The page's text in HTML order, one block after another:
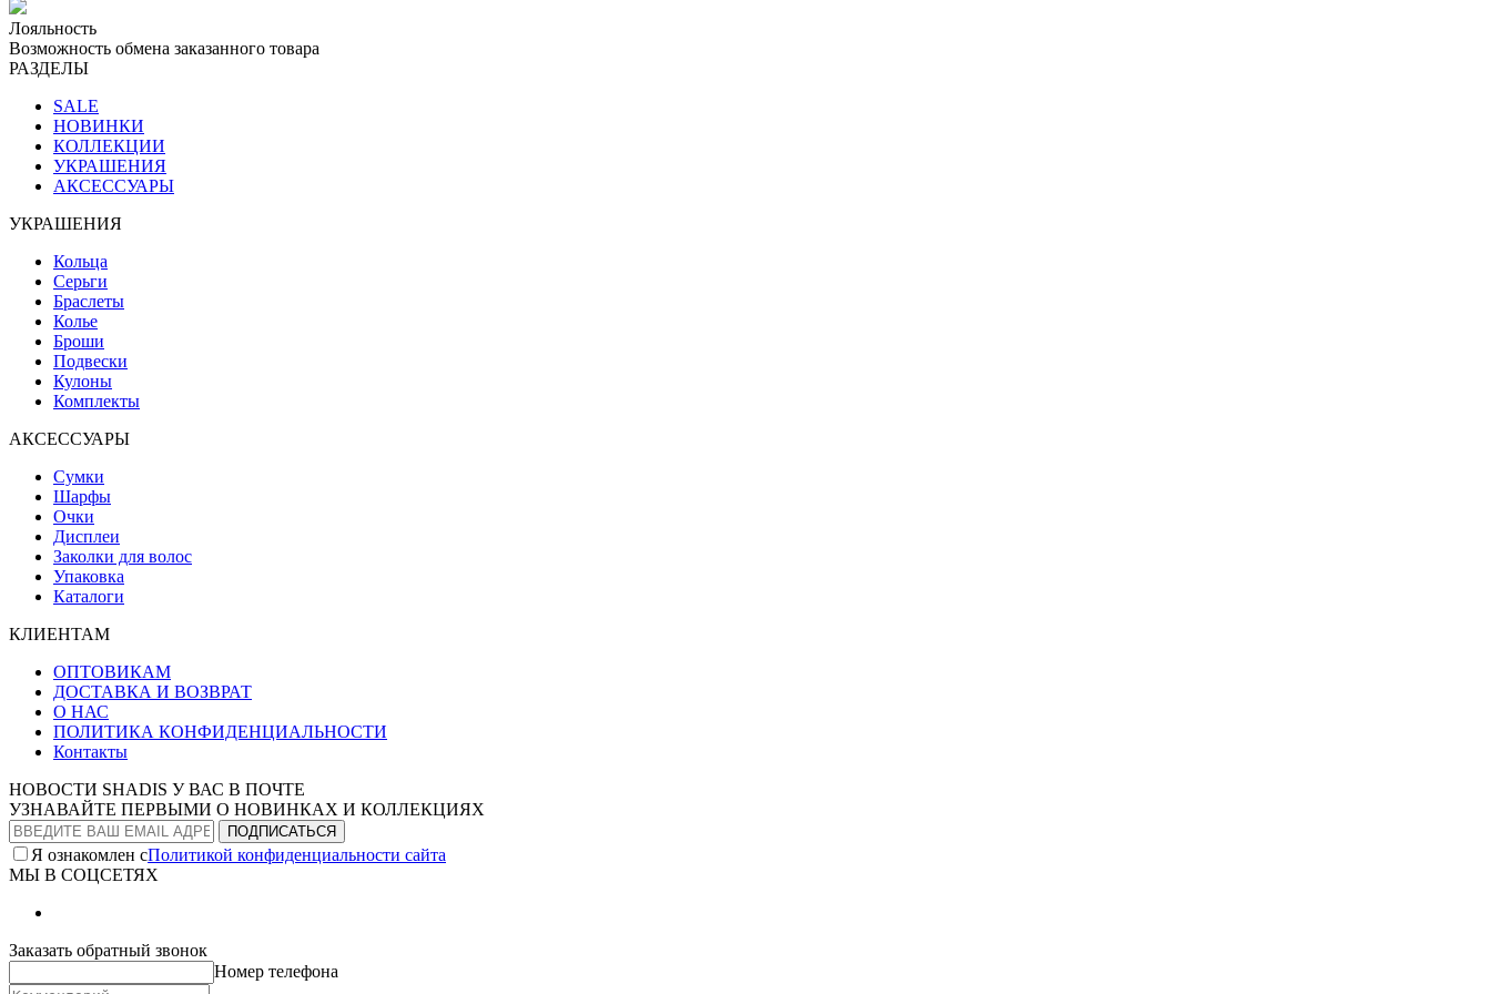
Лояльность
Возможность обмена заказанного товара
РАЗДЕЛЫ
SALE
НОВИНКИ
КОЛЛЕКЦИИ
УКРАШЕНИЯ
АКСЕССУАРЫ
УКРАШЕНИЯ
Кольца
Серьги
Браслеты
Колье
Броши
Подвески
Кулоны
Комплекты
АКСЕССУАРЫ
Сумки
Шарфы
Очки
Дисплеи
Заколки для волос
Упаковка
Каталоги
КЛИЕНТАМ
ОПТОВИКАМ
ДОСТАВКА И ВОЗВРАТ
О НАС
ПОЛИТИКА КОНФИДЕНЦИАЛЬНОСТИ
Контакты
НОВОСТИ SHADIS У ВАС В ПОЧТЕ
УЗНАВАЙТЕ ПЕРВЫМИ О НОВИНКАХ И КОЛЛЕКЦИЯХ
Я ознакомлен сПолитикой конфиденциальности сайта
МЫ В СОЦСЕТЯХ
Заказать обратный звонок
Номер телефона